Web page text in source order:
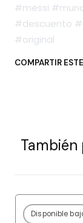
#messi
#descuento
#original
COMPARTIR
-80%OFF
Disponible